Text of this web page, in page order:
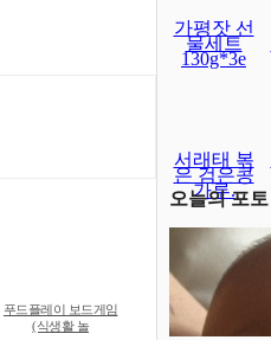
푸드플레이 보드게임
(식생활 놀
가평잣 선
물세트
130g*3e
서래태 볶
은 검은콩
가루.
오늘의 포토